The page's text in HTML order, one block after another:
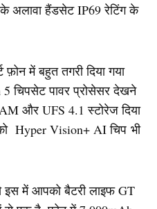
अलावा हैंडसेट IP69 रेटिंग के
में बहुत तगरी दिया गया
चिपसेट पावर प्रोसेसर देखने
और UFS 4.1 स्टोरेज दिया
Hyper Vision+ AI चिप भी
इस में आपको बैटरी लाइफ GT